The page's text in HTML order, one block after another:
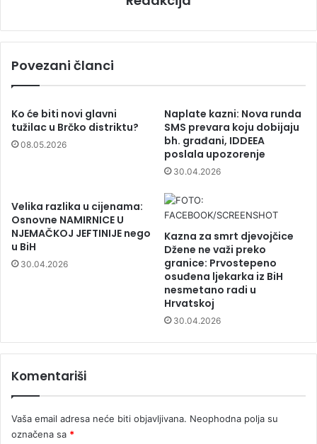
Povezani članci
Ko će biti novi glavni
tužilac u Brčko distriktu?
08.05.2026
Naplate kazni: Nova runda
SMS prevara koju dobijaju
bh. građani, IDDEEA
poslala upozorenje
30.04.2026
Velika razlika u cijenama:
Osnovne NAMIRNICE U
NJEMAČKOJ JEFTINIJE nego
u BiH
30.04.2026
Kazna za smrt djevojčice
Džene ne važi preko
granice: Prvostepeno
osuđena ljekarka iz BiH
nesmetano radi u
Hrvatskoj
30.04.2026
Komentariši
Vaša email adresa neće biti objavljivana. Neophodna polja su
označena sa *